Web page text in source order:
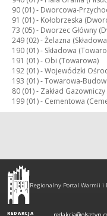
90 (01) - Dworcowa-
91 (01) - Kołobrzeska
73 (05) - Dworzec Główny
249 (02) -Żelazna
190 (01) - Składowa
191 (01) - Obi (Towarowa)
192 (01) -Wojewódzki
193 (01) -Towarowa-
80 (01) - Zakład
199 (01) - Cementowa
Olsztyn
-
regionalny
Regionalny Portal Warmii i
REDAKCJA